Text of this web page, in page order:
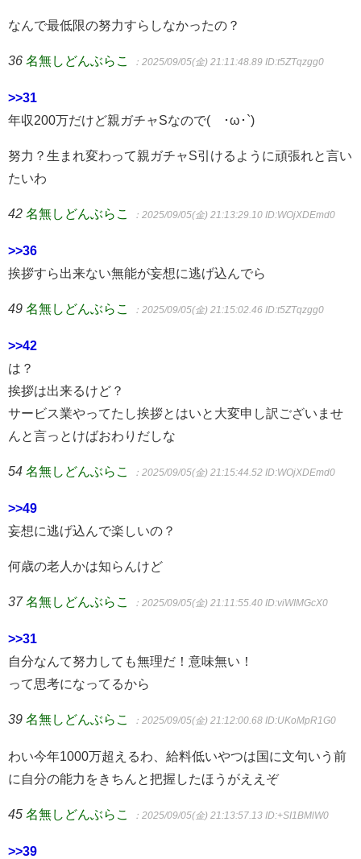
なんで最低限の努力すらしなかったの？
36 名無しどんぶらこ ：2025/09/05(金) 21:11:48.89 ID:t5ZTqzgg0
>>31
年収200万だけど親ガチャSなので(´･ω･`)
努力？生まれ変わって親ガチャS引けるように頑張れと言い
たいわ
42 名無しどんぶらこ ：2025/09/05(金) 21:13:29.10 ID:WOjXDEmd0
>>36
挨拶すら出来ない無能が妄想に逃げ込んでら
49 名無しどんぶらこ ：2025/09/05(金) 21:15:02.46 ID:t5ZTqzgg0
>>42
は？
挨拶は出来るけど？
サービス業やってたし挨拶とはいと大変申し訳ございませ
んと言っとけばおわりだしな
54 名無しどんぶらこ ：2025/09/05(金) 21:15:44.52 ID:WOjXDEmd0
>>49
妄想に逃げ込んで楽しいの？
何歳の老人かは知らんけど
37 名無しどんぶらこ ：2025/09/05(金) 21:11:55.40 ID:viWIMGcX0
>>31
自分なんて努力しても無理だ！意味無い！
って思考になってるから
39 名無しどんぶらこ ：2025/09/05(金) 21:12:00.68 ID:UKoMpR1G0
わい今年1000万超えるわ、給料低いやつは国に文句いう前
に自分の能力をきちんと把握したほうがええぞ
45 名無しどんぶらこ ：2025/09/05(金) 21:13:57.13 ID:+SI1BMlW0
>>39